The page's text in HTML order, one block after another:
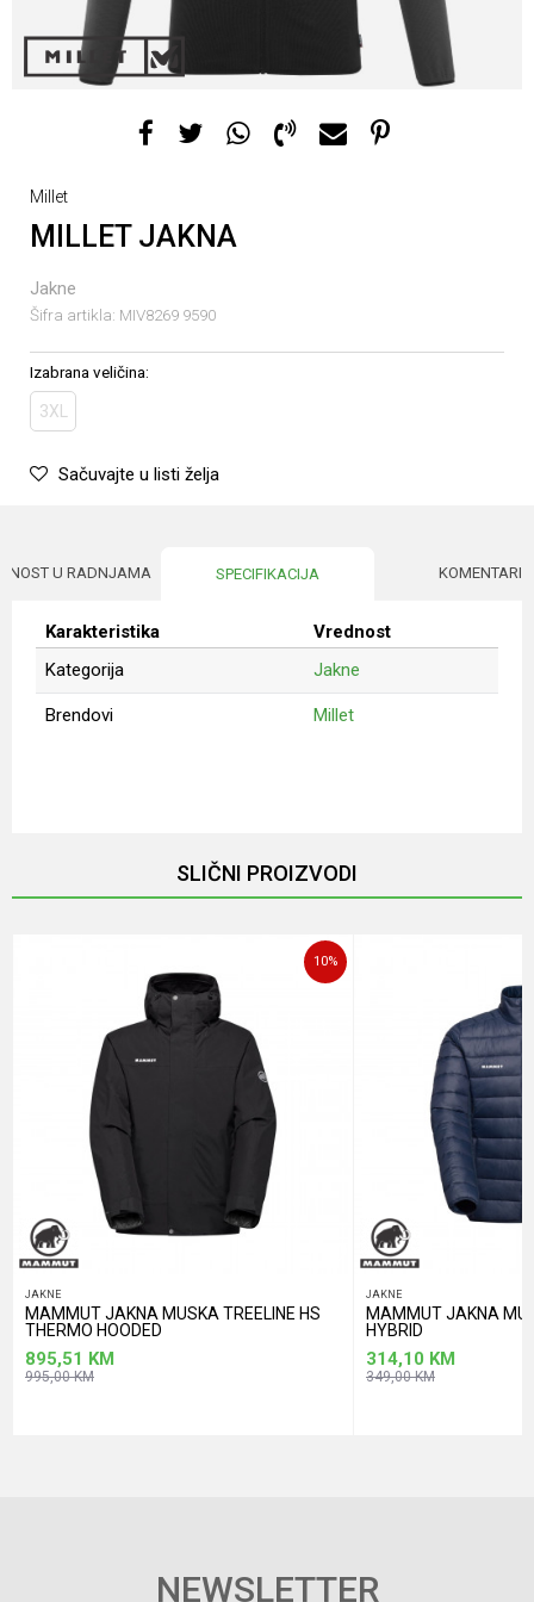
Millet
MILLET JAKNA
Jakne
Šifra artikla: MIV8269 9590
Izabrana veličina:
3XL
Sačuvajte u listi želja
U RADNJAMA SPECIFIKACIJA KOMENTARI
Karakteristika
Vrednost
Kategorija
Jakne
Brendovi Millet
POŠALJI
SLIČNI PROIZVODI
10%
JAKNE
MAMMUT JAKNA MUSKA TREELINE HS
THERMO HOODED
895,51 KM
995,00KM
JAKNE
MAMMUT JAKNA
HYBRID
314,10 KM
349,00KM
NEWSLETTER